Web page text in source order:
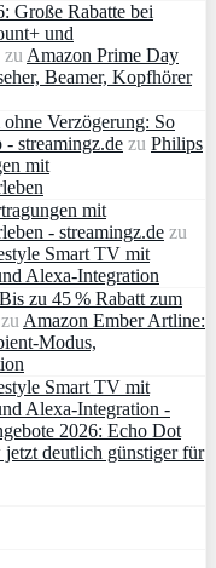
Große Rabatte bei
und
zuAmazon Prime Day
Beamer, Kopfhörer
Verzögerung: So
streamingz.de zu Philips
mit
mit
- streamingz.de zu
Smart TV mit
Alexa‑Integration
zu 45 % Rabatt zum
zuAmazon Ember Artline:
Smart TV mit
Alexa‑Integration -
2026: Echo Dot
deutlich günstiger für